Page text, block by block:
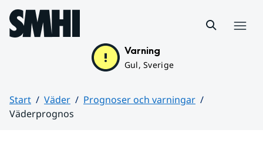
Hoppa till sidans innehåll
Varning
Gul, Sverige
Start Väder
Prognoser och varningar
Väderprognos